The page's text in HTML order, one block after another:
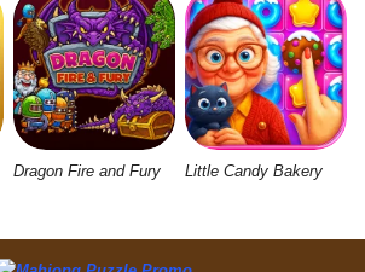
Dragon Fire and Fury Little Candy Bakery